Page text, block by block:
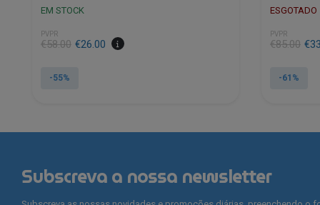
EM STOCK
PVPR
€58.00 €26.00
-55%
The
ESGOTADO
PVPR
€85.00 €
-61%
The
Subscreva a nossa newsletter